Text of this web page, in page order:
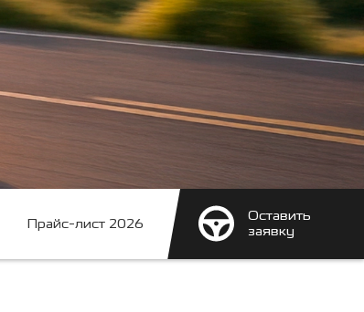
Прайс-лист 2026
Оставить
заявку